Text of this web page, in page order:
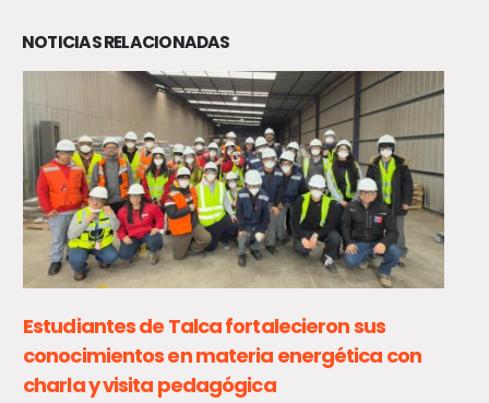
NOTICIAS RELACIONADAS
Se inicia programa Por un Chile que Lee para
transformar la lectoescritura en el Maule
La Facultad de Ciencias de la Educación de la Universidad Católica